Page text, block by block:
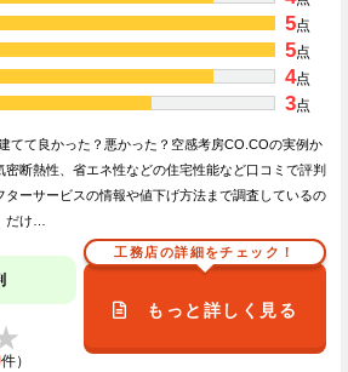
5点
5点
4点
3点
てて良かった？悪かった？空感考房CO.COの実例か
密断熱性、省エネ性などの住宅性能など口コミで評判
ターサービスの情報や値下げ方法まで調査しているの
だけ…
件）
工務店の詳細をチェック！
もっと詳しく見る